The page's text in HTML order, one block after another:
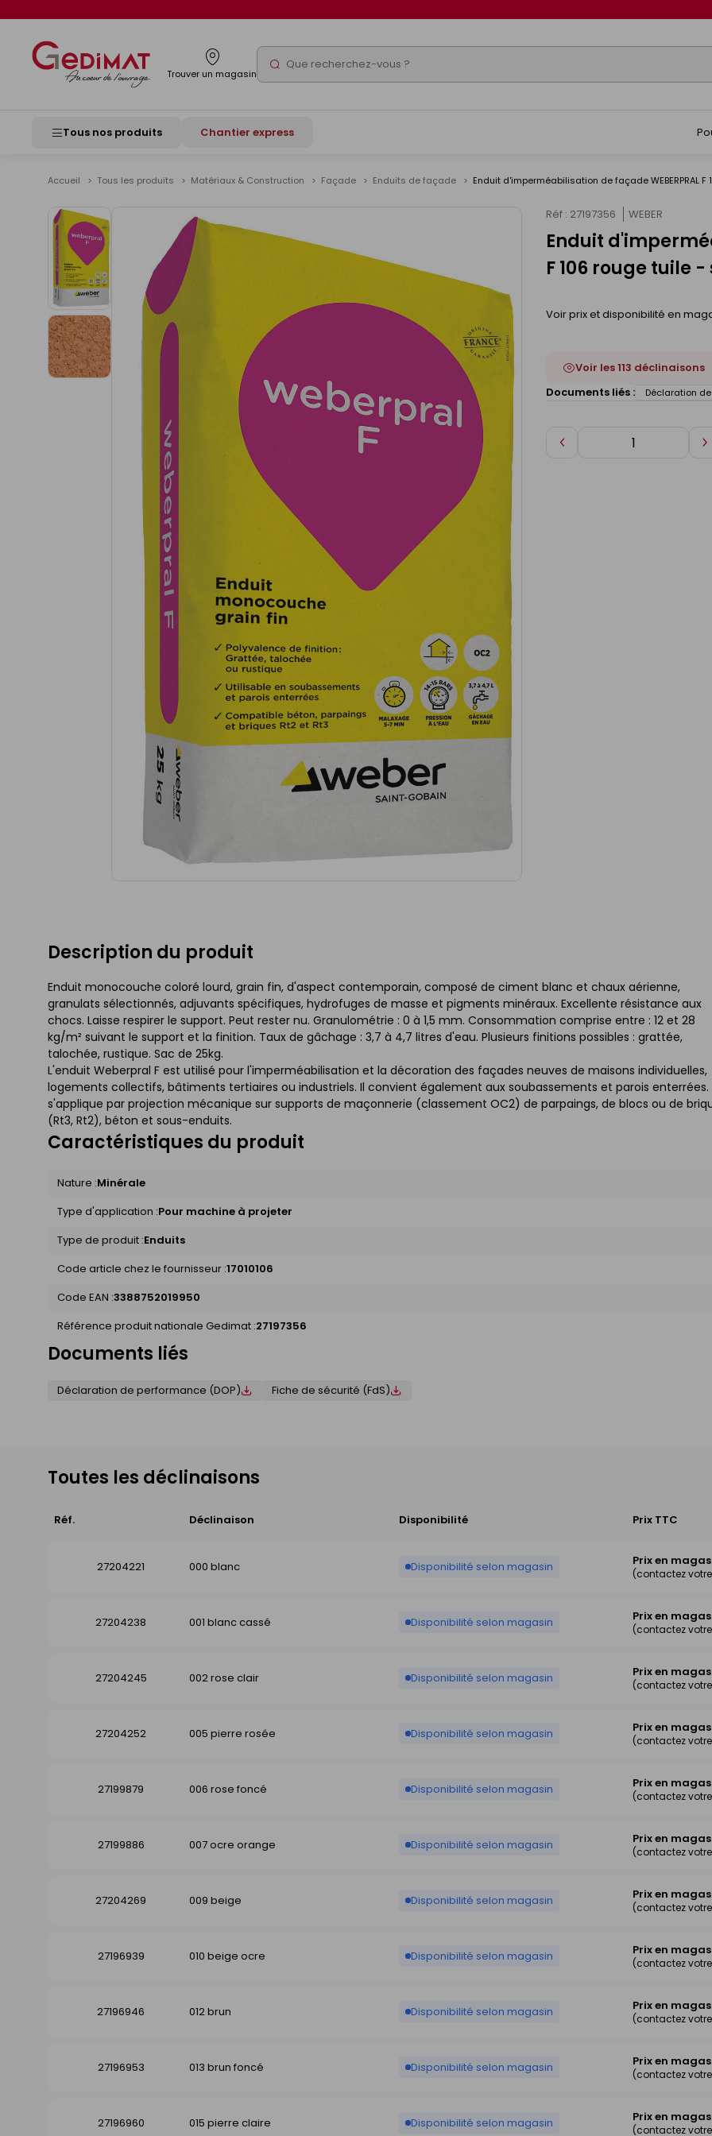
Trouver un magasin Rechercher
Tous nos produits Chantier express
Accueil Tous les produits Matériaux & Construction Façade Enduits de façade Enduit d'imperméabilisation de façade WEBERPRAL
Réf : 27197356 WEBER
Enduit
F 106 rouge tuile
Voir prix et disponibilité en
Voir les 113 déclinaisons
Documents liés :
Déclaration
Diminuer
Description du produit
Enduit monocouche coloré lourd, grain fin, d'aspect contemporain, composé de ciment blanc et chaux aérienne,
granulats sélectionnés, adjuvants spécifiques, hydrofuges de masse et pigments minéraux. Excellente résistance aux
chocs. Laisse respirer le support. Peut rester nu. Granulométrie : 0 à 1,5 mm. Consommation comprise entre : 12 et 28
kg/m² suivant le support et la finition. Taux de gâchage : 3,7 à 4,7 litres d'eau. Plusieurs finitions possibles : grattée,
talochée, rustique. Sac de 25kg.
L'enduit Weberpral F est utilisé pour l'imperméabilisation et la décoration des façades neuves de maisons individuelles,
logements collectifs, bâtiments tertiaires ou industriels. Il convient également aux soubassements et parois enterrées.
s'applique par projection mécanique sur supports de maçonnerie (classement OC2) de parpaings, de blocs ou de
(Rt3, Rt2), béton et sous-enduits.
Caractéristiques du produit
Nature :Minérale
Type d'application :Pour machine à projeter
Type de produit :Enduits
Code article chez le fournisseur :17010106
Code EAN :3388752019950
Référence produit nationale Gedimat :27197356
Documents liés
Déclaration de performance (DOP) Fiche de sécurité (FdS)
Toutes les déclinaisons
Réf. Déclinaison Disponibilité Prix TTC
27204221 000 blanc Disponibilité selon magasin Prix en
(contactez
27204238 001 blanc cassé Disponibilité selon magasin Prix en
(contactez
27204245 002 rose clair Disponibilité selon magasin Prix en
(contactez
27204252 005 pierre rosée Disponibilité selon magasin Prix en
(contactez
27199879 006 rose foncé Disponibilité selon magasin Prix en
(contactez
27199886 007 ocre orange Disponibilité selon magasin Prix en
(contactez
27204269 009 beige Disponibilité selon magasin Prix en
(contactez
27196939 010 beige ocre Disponibilité selon magasin Prix en
(contactez
27196946 012 brun Disponibilité selon magasin Prix en
(contactez
27196953 013 brun foncé Disponibilité selon magasin Prix en
(contactez
27196960 015 pierre claire Disponibilité selon magasin Prix en
(contactez